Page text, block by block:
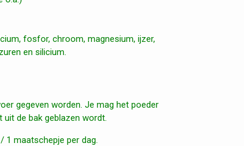
fosfor, chroom, magnesium, ijzer,
en silicium.
gegeven worden. Je mag het poeder
de bak geblazen wordt.
1 maatschepje per dag.